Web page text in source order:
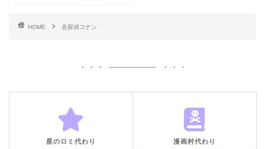
HOME 名探偵コナン
星のロミ代わり 漫画村代わり